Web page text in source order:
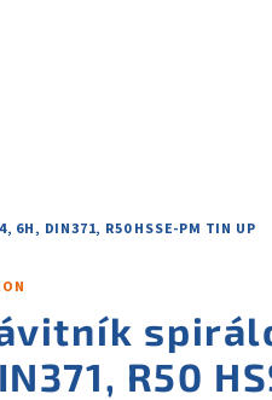
6H, DIN371, R50 HSSE-PM TIN UP
R50